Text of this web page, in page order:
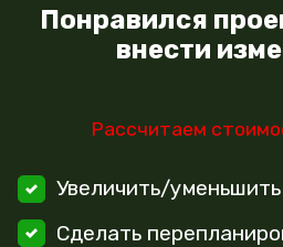
Понравился
внести
Рассчитаем
Увеличить/
Сделать